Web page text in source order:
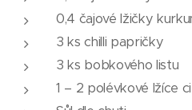
0,4 čajové lžičky
3 ks chilli papričky
3 ks bobkového listu
1 – 2 polévkové lžíce